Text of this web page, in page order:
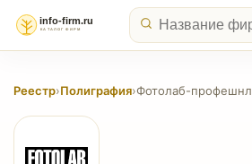
Реестр›Полиграфия›Фотолаб-профешнл